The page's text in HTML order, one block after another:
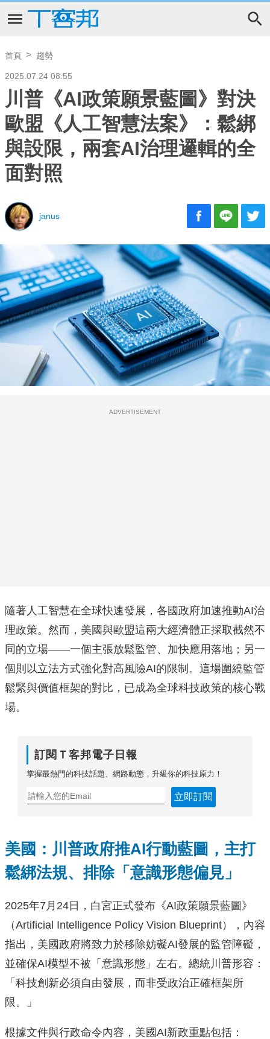
首頁 趨勢
2025.07.24 08:55
川普《AI政策願景藍圖》對決
歐盟《人工智慧法案》：鬆綁
與設限，兩套AI治理邏輯的全
面對照
janus
ADVERTISEMENT
隨著人工智慧在全球快速發展，各國政府加速推動AI治
理政策。然而，美國與歐盟這兩大經濟體正採取截然不
同的立場——一個主張放鬆監管、加快應用落地；另一
個則以立法方式強化對高風險AI的限制。這場圍繞監管
鬆緊與價值框架的對比，已成為全球科技政策的核心戰
場。
訂閱Ｔ客邦電子日報
掌握最熱門的科技話題、網路動態，升級你的科技原力！
立即訂閱
美國：川普政府推AI行動藍圖，主打
鬆綁法規、排除「意識形態偏見」
2025年7月24日，白宮正式發布《AI政策願景藍圖》
（Artificial Intelligence Policy Vision Blueprint），內容
指出，美國政府將致力於移除妨礙AI發展的監管障礙，
並確保AI模型不被「意識形態」左右。總統川普形容：
「科技創新必須自由發展，而非受政治正確框架所
限。」
根據文件與行政命令內容，美國AI新政重點包括：